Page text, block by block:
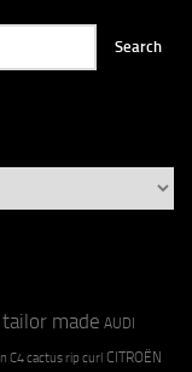
made AUDI
C4 cactus rip curl CITROËN